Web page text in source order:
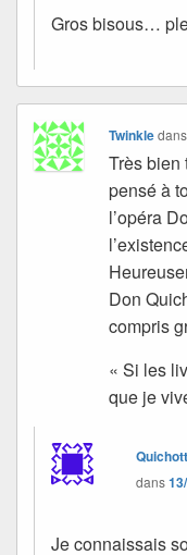
Gros bisous…
Twinkle
Très bien
pensé à
l’opéra
Don
compris
« Si les
que je
dans
Je connaissais